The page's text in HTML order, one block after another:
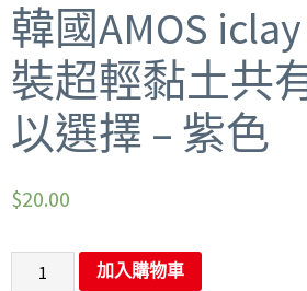
韓國AMOS
裝超輕黏土共
以選擇 – 紫色
$20.00
加入購物車